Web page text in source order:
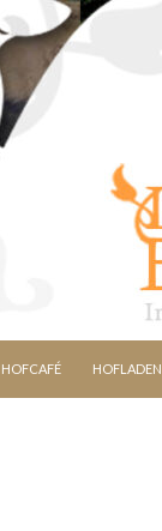
HOFCAFÉ HOFLADEN